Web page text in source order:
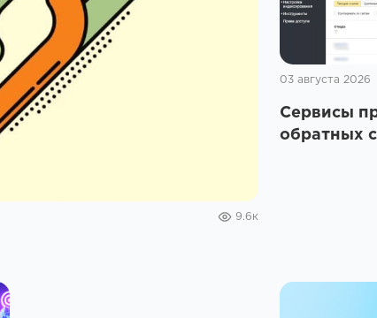
9.6к
03 августа 2026
Сервисы
обратных